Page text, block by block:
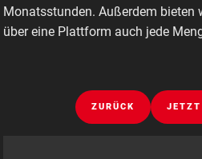
Monatsstunden. Außerdem bieten
über eine Plattform auch jede
ZURÜCK JETZT